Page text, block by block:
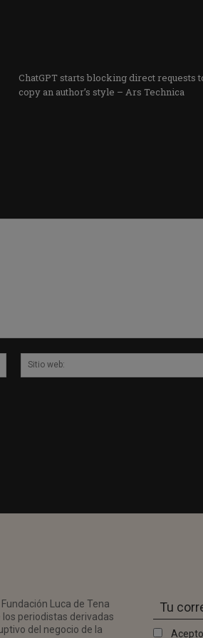
ChatGPT starts blocking direct requests
copy an author’s style – Ars Technica
Correo
Luca de Tena
periodistas derivadas
del negocio de la